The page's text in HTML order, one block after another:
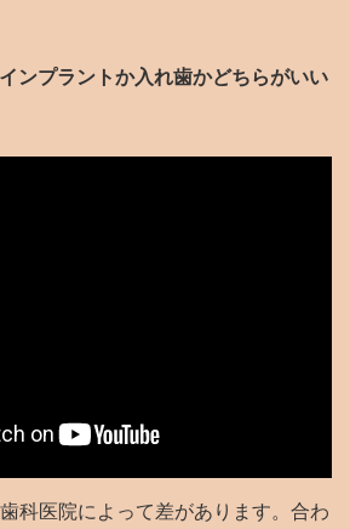
ンプラントか入れ歯かどちらがいい
科医院によって差があります。合わ